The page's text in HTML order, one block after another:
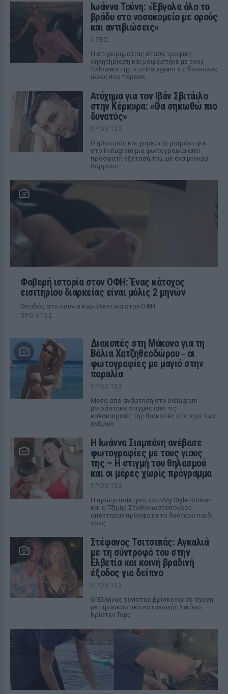
Ιωάννα Τούνη: «Έβγαλα όλο το
βράδυ στο νοσοκομείο με ορούς
και αντιβιώσεις»
ΧΤΕΣ
Η επιχειρηματίας έπαθε τροφική
δηλητηρίαση και μοιράστηκε με τους
followers της στο Instagram τις δύσκολες
ώρες που πέρασε.
Ατύχημα για τον Ιβάν Σβιτάιλο
στην Κέρκυρα: «Θα σηκωθώ πιο
δυνατός»
ΠΡΟΧΤΈΣ
Ο ηθοποιός και χορευτής μοιράστηκε
στο Instagram μια φωτογραφία από
πρόσφατη εξέτασή του, με ένα μήνυμα
θάρρους
Φοβερή ιστορία στον ΟΦΗ: Ένας κάτοχος
εισιτηρίου διαρκείας είναι μόλις 2 μηνών
Οπαδός από κούνια κυριολεκτικά στον ΟΦΗ
ΠΡΟΧΤΈΣ
Διακοπές στη Μύκονο για τη
Βάλια Χατζηθεοδώρου ‑ οι
φωτογραφίες με μαγιό στην
παραλία
ΠΡΟΧΤΈΣ
Μέσα από ανάρτηση στο Instagram
μοιράστηκε στιγμές από τις
καλοκαιρινές της διακοπές στο νησί των
ανέμων
H Ιωάννα Σιαμπάνη ανέβασε
φωτογραφίες με τους γιους
της – Η στιγμή του θηλασμού
και οι μέρες χωρίς πρόγραμμα
ΠΡΟΧΤΈΣ
Η πρώην παίκτρια του «My Style Rocks»
και ο Τζίμης Σταθοκωστόπουλος
απέκτησαν πρόσφατα το δεύτερο παιδί
τους
Στέφανος Τσιτσιπάς: Αγκαλιά
με τη σύντροφό του στην
Ελβετία και κοινή βραδινή
έξοδος για δείπνο
ΠΡΟΧΤΈΣ
Ο Έλληνας τενίστας βρίσκεται σε σχέση
με την εικαστικό καταγωγής Σικάγο,
Κρίστεν Τομς